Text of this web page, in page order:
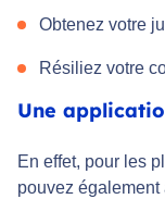
Obtenez votre
Résiliez votre
Une
En effet, pour les
pouvez